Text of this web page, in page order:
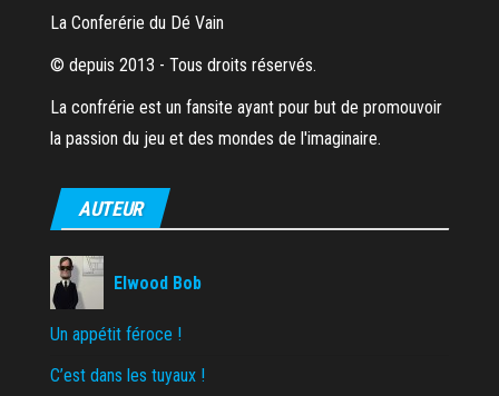
La Conferérie du Dé Vain
© depuis 2013 - Tous droits réservés.
La confrérie est un fansite ayant pour but de promouvoir
la passion du jeu et des mondes de l'imaginaire.
AUTEUR
Elwood Bob
Un appétit féroce !
C’est dans les tuyaux !